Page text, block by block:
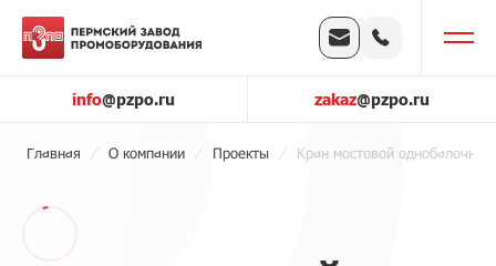
info@pzpo.ru zakaz@pzpo.ru
Главная О компании Проекты Кран мостовой